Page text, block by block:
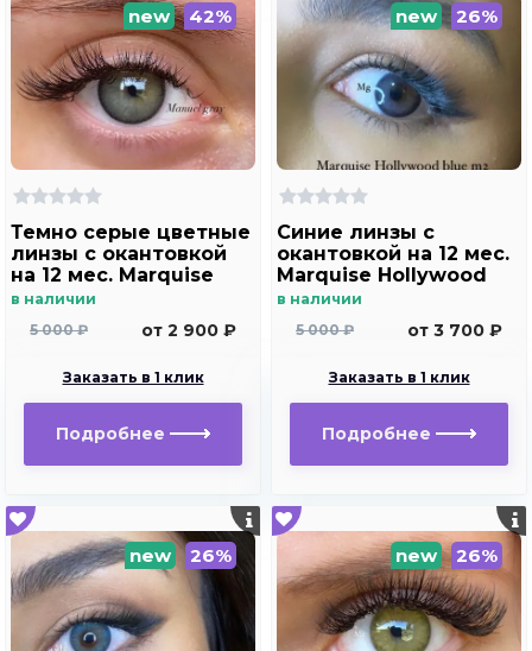
new 42%
Темно серые цветные
линзы c окантовкой
на 12 мес. Marquise
Manuel gray ( с легким
глаз )
в наличии
5 000 ₽
от 2 900 ₽
Заказать в 1 клик
Подробнее
new 26%
Синие линзы c
окантовкой на 12 мес.
Marquise Hollywood
blue m2
в наличии
5 000 ₽
от 3 700 ₽
Заказать в 1 клик
Подробнее
new 26% new 26%